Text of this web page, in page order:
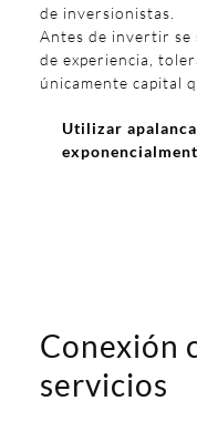
de inversionistas.
Antes de invertir se
de experiencia,
únicamente capital
Utilizar
Conexión
servicios